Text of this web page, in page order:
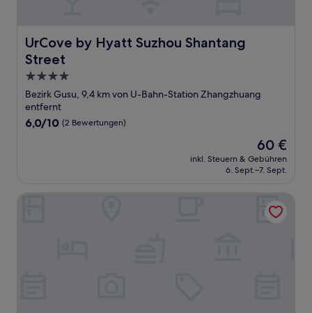
UrCove by Hyatt Suzhou Shantang
Street
UrCove by Hyatt Suzhou Shantang Street
4.0-
Sterne-
Unterkunft
Bezirk Gusu, 9,4 km von U-Bahn-Station Zhangzhuang
entfernt
6.0
6,0/10 (2 Bewertungen)
Der
Preis
beträgt
60 €
inkl. Steuern & Gebühren
6. Sept.–7. Sept.